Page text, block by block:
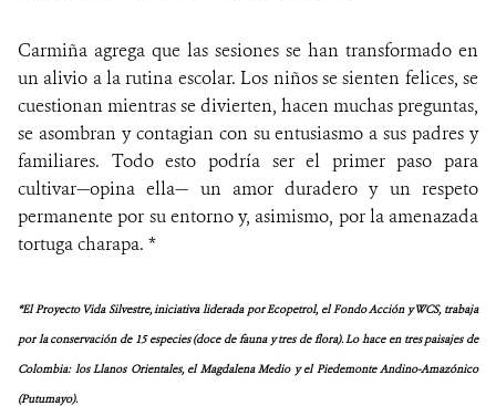
Carmiña agrega que las sesiones se han transformado en
un alivio a la rutina escolar. Los niños se sienten felices, se
cuestionan mientras se divierten, hacen muchas preguntas,
se asombran y contagian con su entusiasmo a sus padres y
familiares. Todo esto podría ser el primer paso para
cultivar—opina ella— un amor duradero y un respeto
permanente por su entorno y, asimismo, por la amenazada
tortuga charapa. *
*El Proyecto Vida Silvestre, iniciativa liderada por Ecopetrol, el Fondo Acción y WCS, trabaja
por la conservación de 15 especies (doce de fauna y tres de flora). Lo hace en tres paisajes de
Colombia: los Llanos Orientales, el Magdalena Medio y el Piedemonte Andino-Amazónico
(Putumayo).